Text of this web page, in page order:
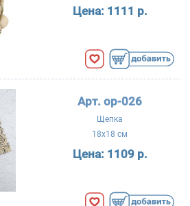
Цена: 1111 р.
Арт. ор-026
Щепка
18x18 см
Цена: 1109 р.